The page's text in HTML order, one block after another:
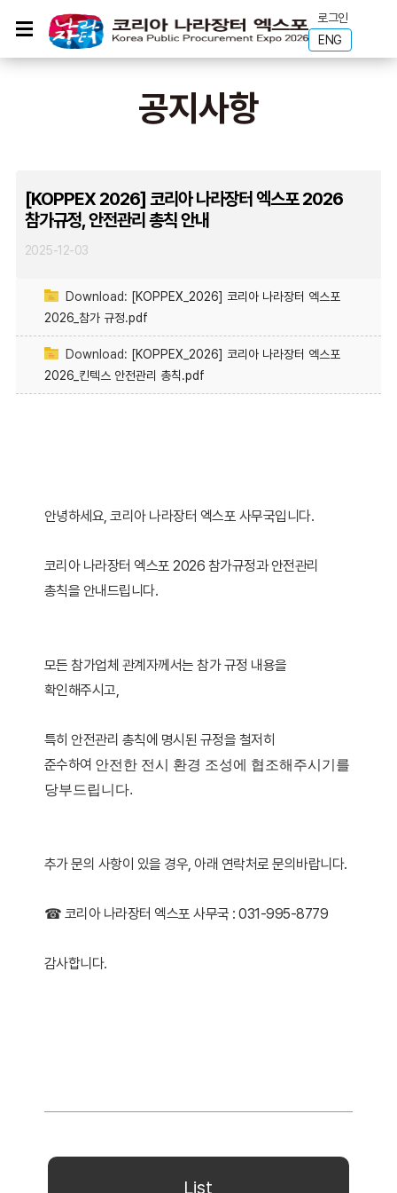
로그인
ENG
공지사항
[KOPPEX 2026] 코리아 나라장터 엑스포 2026
참가규정, 안전관리 총칙 안내
2025-12-03
Download: [KOPPEX_2026] 코리아 나라장터 엑스포
2026_참가 규정.pdf
Download: [KOPPEX_2026] 코리아 나라장터 엑스포
2026_킨텍스 안전관리 총칙.pdf
안녕하세요, 코리아 나라장터 엑스포 사무국입니다.
코리아 나라장터 엑스포 2026 참가규정과 안전관리
총칙을 안내드립니다.
모든 참가업체 관계자께서는 참가 규정 내용을
확인해주시고,
특히 안전관리 총칙에 명시된 규정을 철저히
준수하여 안전한 전시 환경 조성에 협조해주시기를
당부드립니다.
추가 문의 사항이 있을 경우, 아래 연락처로 문의바랍니다.
☎ 코리아 나라장터 엑스포 사무국 : 031-995-8779
감사합니다.
List